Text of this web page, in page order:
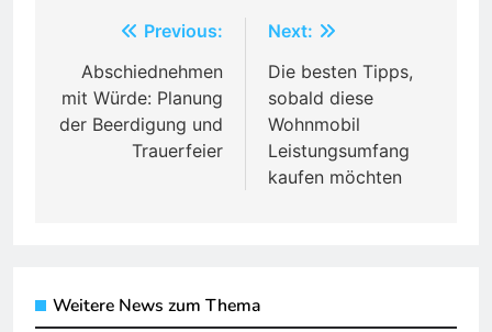
navigation
Previous:
Abschiednehmen
mit Würde: Planung
der Beerdigung und
Trauerfeier
Next:
Die besten Tipps,
sobald diese
Wohnmobil
Leistungsumfang
kaufen möchten
Weitere News zum Thema